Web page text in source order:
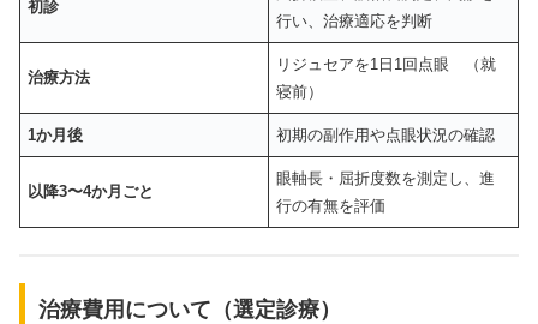
初診
行い、治療適応を判断
治療方法
リジュセアを1日1回点眼 （就
寝前）
1か月後 初期の副作用や点眼状況の確認
以降3〜4か月ごと
眼軸長・屈折度数を測定し、進
行の有無を評価
治療費用について（選定診療）